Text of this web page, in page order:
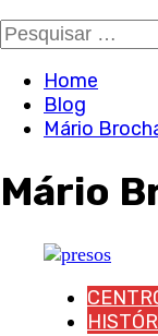
Pesquisar
por:
Home
Blog
Mário
Mário